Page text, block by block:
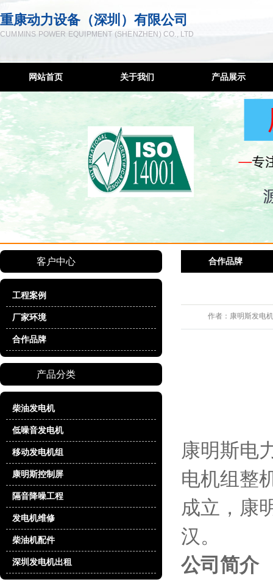
重康动力设备（深圳）有限公司
CUMMINS POWER EQUIPMENT (SHENZHEN) CO., LTD
网站首页 关于我们
联系方式
服务宗旨
售后网络
产品展示
柴油发电机
低噪音发电机
移动发电机组
康明斯控制屏
隔音降噪工程
柴油机配件
深圳发电机出租
客户中心
工程案例
厂家环境
合作品牌
产品分类
柴油发电机
低噪音发电机
移动发电机组
康明斯控制屏
隔音降噪工程
发电机维修
柴油机配件
深圳发电机出租
合作品牌
作者： 康明斯发电机
康明斯电
电机组整
成立，康
汉。
公司简介